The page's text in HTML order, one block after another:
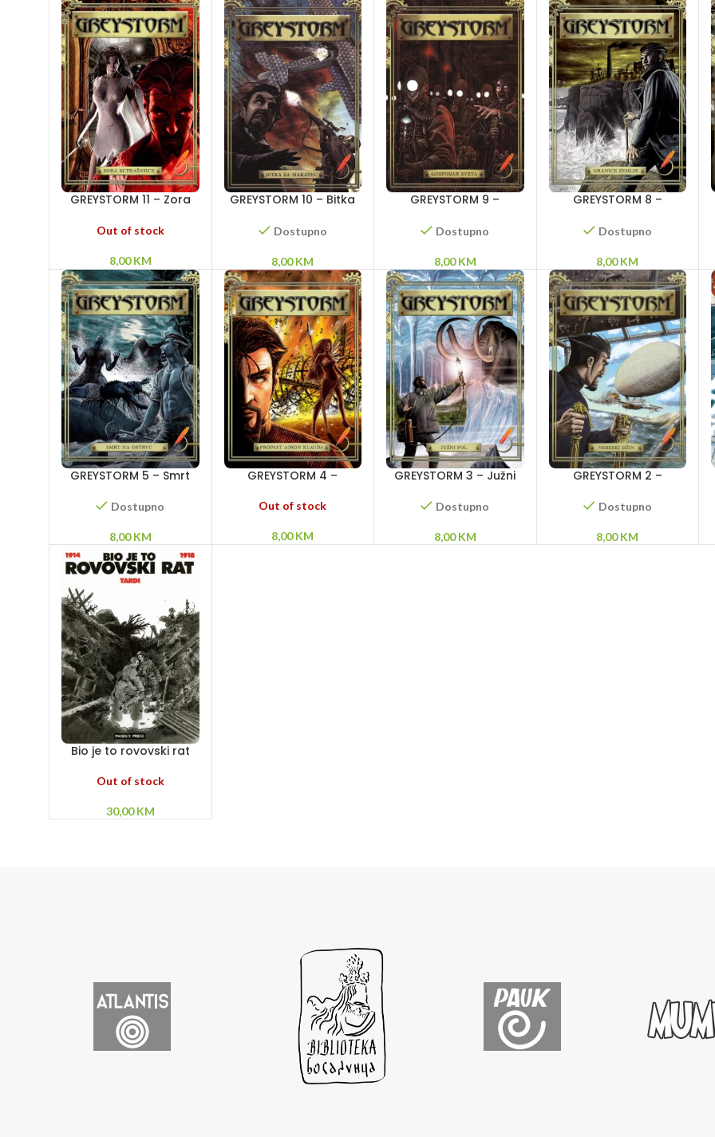
GREYSTORM 11 – Zora
Out of stock
8,00KM
GREYSTORM 10 – Bitka
Dostupno
8,00KM
GREYSTORM 9 –
Dostupno
8,00KM
GREYSTORM 8 –
Dostupno
8,00KM
GREYSTORM 5 – Smrt
Dostupno
8,00KM
GREYSTORM 4 –
Out of stock
8,00KM
GREYSTORM 3 – Južni
Dostupno
8,00KM
GREYSTORM 2 –
Dostupno
8,00KM
Bio je to rovovski rat
Out of stock
30,00KM